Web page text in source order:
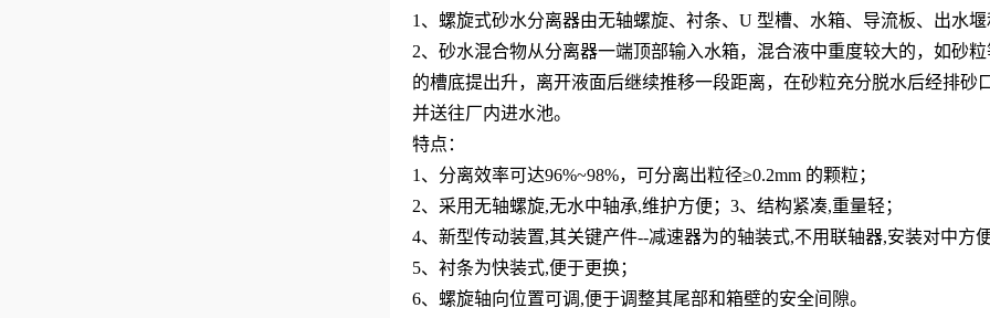
1、螺旋式砂水分离器由无轴螺旋、衬条、U 型槽、水箱、导流板、出水
2、砂水混合物从分离器一端顶部输入水箱，混合液中重度较大的，如砂
的槽底提出升，离开液面后继续推移一段距离，在砂粒充分脱水后经排
并送往厂内进水池。
特点 ：
1、分离效率可达96%~98%，可分离出粒径≥0.2mm 的颗粒；
2、采用无轴螺旋,无水中轴承,维护方便；3、结构紧凑,重量轻；
4、新型传动装置,其关键产件--减速器为的轴装式,不用联轴器,安装对中方
5、衬条为快装式,便于更换；
6、螺旋轴向位置可调,便于调整其尾部和箱壁的安全间隙。